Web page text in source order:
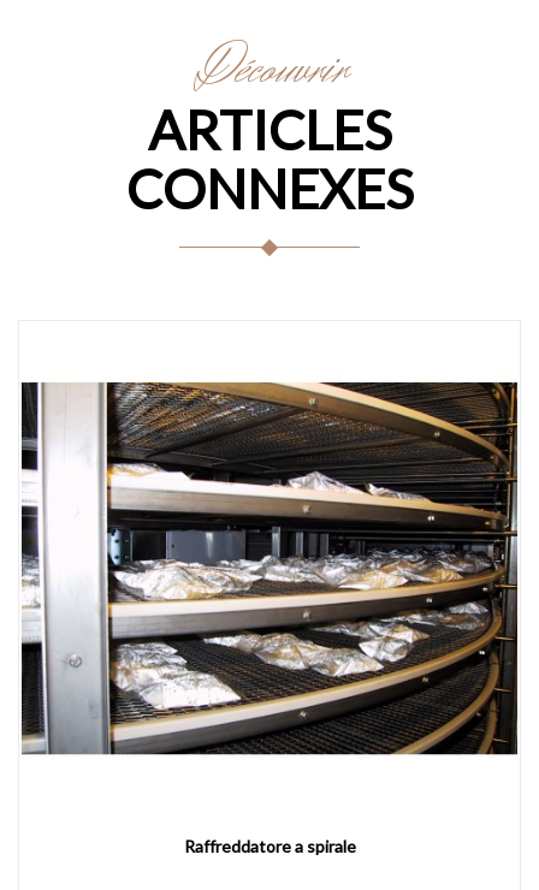
Découvrir
ARTICLES
CONNEXES
Raffreddatore a spirale